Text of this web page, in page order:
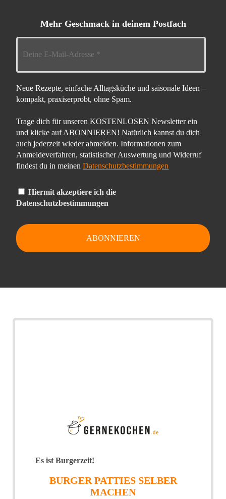
Mehr Geschmack in deinem Postfach
Neue Rezepte, einfache Alltagsküche und saisonale Ideen –
kompakt, praxiserprobt, ohne Spam.
Trage dich für unseren KOSTENLOSEN Newsletter ein
und klicke auf ABONNIEREN! Natürlich kannst du dich
auch jederzeit wieder abmelden. Informationen zum
Anmeldeverfahren, statistischer Auswertung und Widerruf
findest du in meinenDatenschutzbestimmungen
Hiermit akzeptiere ich die
Datenschutzbestimmungen
Es ist Burgerzeit!
BURGER PATTIES SELBER
MACHEN